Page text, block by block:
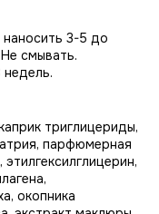
3-5 до
смывать.
триглицериды,
парфюмерная
окопника